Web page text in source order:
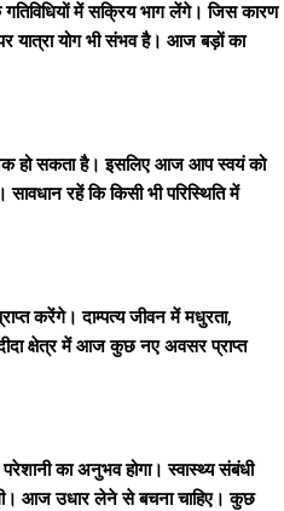
में सक्रिय भाग लेंगे। जिस कारण
यात्रा योग भी संभव है। आज बड़ों का
हो सकता है। इसलिए आज आप स्वयं को
रहें कि किसी भी परिस्थिति में
करेंगे। दाम्पत्य जीवन में मधुरता,
क्षेत्र में आज कुछ नए अवसर प्राप्त
का अनुभव होगा। स्वास्थ्य संबंधी
आज उधार लेने से बचना चाहिए। कुछ